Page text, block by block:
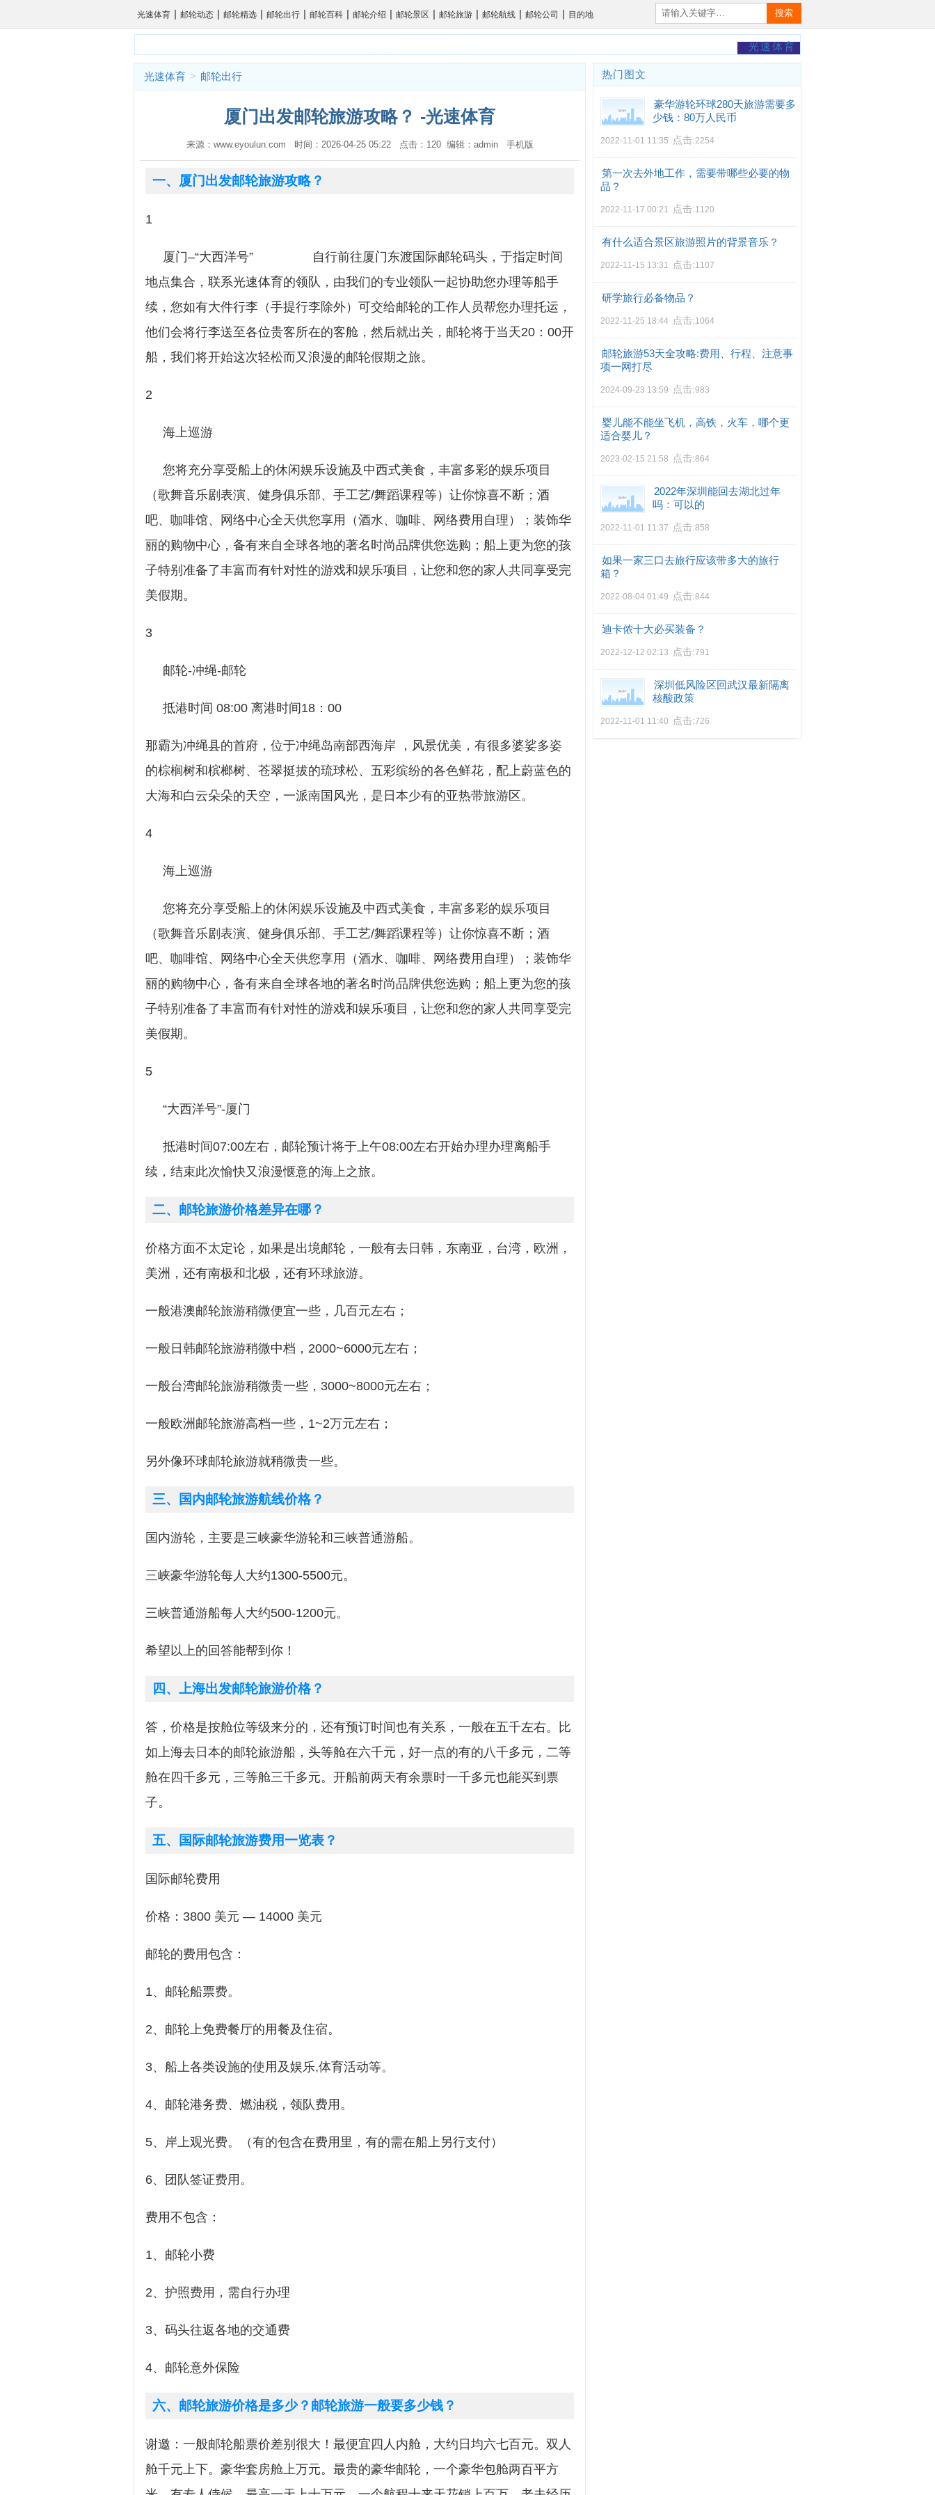
光速体育 | 邮轮动态 | 邮轮精选 | 邮轮出行 | 邮轮百科 | 邮轮介绍 | 邮轮景区 | 邮轮旅游 | 邮轮航线 | 邮轮公司 | 目的地 搜索
光速体育
光速体育 > 邮轮出行
厦门出发邮轮旅游攻略？ -光速体育
来源：www.eyoulun.com 时间：2026-04-25 05:22 点击：120 编辑：admin 手机版
一、厦门出发邮轮旅游攻略？
1
厦门–“大西洋号” 自行前往厦门东渡国际邮轮码头，于指定时间
地点集合，联系光速体育的领队，由我们的专业领队一起协助您办理等船手
续，您如有大件行李（手提行李除外）可交给邮轮的工作人员帮您办理托运，
他们会将行李送至各位贵客所在的客舱，然后就出关，邮轮将于当天20：00开
船，我们将开始这次轻松而又浪漫的邮轮假期之旅。
2
海上巡游
您将充分享受船上的休闲娱乐设施及中西式美食，丰富多彩的娱乐项目
（歌舞音乐剧表演、健身俱乐部、手工艺/舞蹈课程等）让你惊喜不断；酒
吧、咖啡馆、网络中心全天供您享用（酒水、咖啡、网络费用自理）；装饰华
丽的购物中心，备有来自全球各地的著名时尚品牌供您选购；船上更为您的孩
子特别准备了丰富而有针对性的游戏和娱乐项目，让您和您的家人共同享受完
美假期。
3
邮轮-冲绳-邮轮
抵港时间 08:00 离港时间18：00
那霸为冲绳县的首府，位于冲绳岛南部西海岸 ，风景优美，有很多婆娑多姿
的棕榈树和槟榔树、苍翠挺拔的琉球松、五彩缤纷的各色鲜花，配上蔚蓝色的
大海和白云朵朵的天空，一派南国风光，是日本少有的亚热带旅游区。
4
海上巡游
您将充分享受船上的休闲娱乐设施及中西式美食，丰富多彩的娱乐项目
（歌舞音乐剧表演、健身俱乐部、手工艺/舞蹈课程等）让你惊喜不断；酒
吧、咖啡馆、网络中心全天供您享用（酒水、咖啡、网络费用自理）；装饰华
丽的购物中心，备有来自全球各地的著名时尚品牌供您选购；船上更为您的孩
子特别准备了丰富而有针对性的游戏和娱乐项目，让您和您的家人共同享受完
美假期。
5
“大西洋号”-厦门
抵港时间07:00左右，邮轮预计将于上午08:00左右开始办理办理离船手
续，结束此次愉快又浪漫惬意的海上之旅。
二、邮轮旅游价格差异在哪？
价格方面不太定论，如果是出境邮轮，一般有去日韩，东南亚，台湾，欧洲，
美洲，还有南极和北极，还有环球旅游。
一般港澳邮轮旅游稍微便宜一些，几百元左右；
一般日韩邮轮旅游稍微中档，2000~6000元左右；
一般台湾邮轮旅游稍微贵一些，3000~8000元左右；
一般欧洲邮轮旅游高档一些，1~2万元左右；
另外像环球邮轮旅游就稍微贵一些。
三、国内邮轮旅游航线价格？
国内游轮，主要是三峡豪华游轮和三峡普通游船。
三峡豪华游轮每人大约1300-5500元。
三峡普通游船每人大约500-1200元。
希望以上的回答能帮到你！
四、上海出发邮轮旅游价格？
答，价格是按舱位等级来分的，还有预订时间也有关系，一般在五千左右。比
如上海去日本的邮轮旅游船，头等舱在六千元，好一点的有的八千多元，二等
舱在四千多元，三等舱三千多元。开船前两天有余票时一千多元也能买到票
子。
五、国际邮轮旅游费用一览表？
国际邮轮费用
价格：3800 美元 — 14000 美元
邮轮的费用包含：
1、邮轮船票费。
2、邮轮上免费餐厅的用餐及住宿。
3、船上各类设施的使用及娱乐,体育活动等。
4、邮轮港务费、燃油税，领队费用。
5、岸上观光费。（有的包含在费用里，有的需在船上另行支付）
6、团队签证费用。
费用不包含：
1、邮轮小费
2、护照费用，需自行办理
3、码头往返各地的交通费
4、邮轮意外保险
六、邮轮旅游价格是多少？邮轮旅游一般要多少钱？
谢邀：一般邮轮船票价差别很大！最便宜四人内舱，大约日均六七百元。双人
舱千元上下。豪华套房舱上万元。最贵的豪华邮轮，一个豪华包舱两百平方
热门图文
豪华游轮环球280天旅游需要多
少钱：80万人民币
2022-11-01 11:35 点击:2254
第一次去外地工作，需要带哪些必要的物
品？
2022-11-17 00:21 点击:1120
有什么适合景区旅游照片的背景音乐？
2022-11-15 13:31 点击:1107
研学旅行必备物品？
2022-11-25 18:44 点击:1064
邮轮旅游53天全攻略:费用、行程、注意事
项一网打尽
2024-09-23 13:59 点击:983
婴儿能不能坐飞机，高铁，火车，哪个更
适合婴儿？
2023-02-15 21:58 点击:864
2022年深圳能回去湖北过年
吗：可以的
2022-11-01 11:37 点击:858
如果一家三口去旅行应该带多大的旅行
箱？
2022-08-04 01:49 点击:844
迪卡侬十大必买装备？
2022-12-12 02:13 点击:791
深圳低风险区回武汉最新隔离
核酸政策
2022-11-01 11:40 点击:726